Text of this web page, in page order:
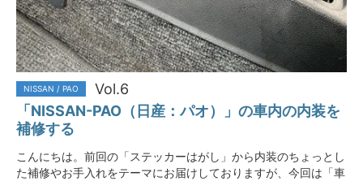
NISSAN / PAO
Vol.6
「NISSAN-PAO（日産：パオ）」の車内の内装を
補修する
こんにちは。前回の「ステッカーはがし」から内装のちょっとし
た補修やお手入れをテーマにお届けしておりますが、今回は「車